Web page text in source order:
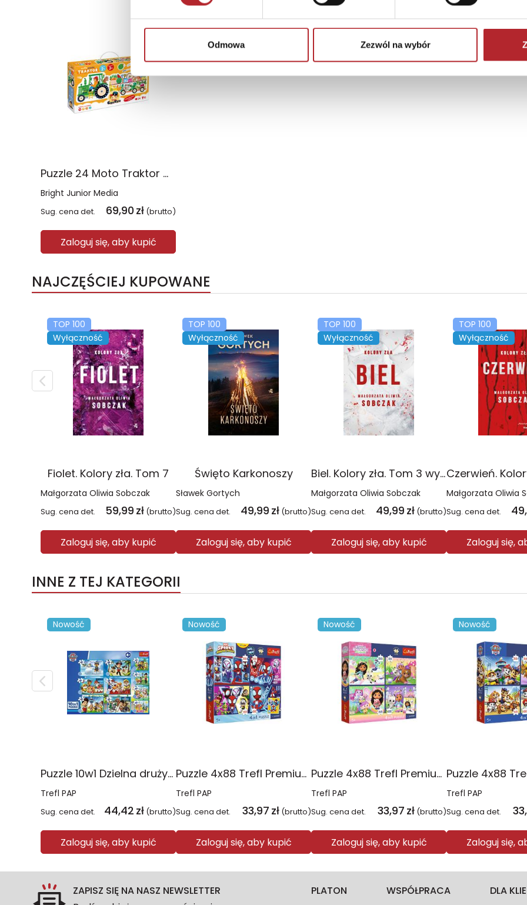
Odmowa Zezwól na wybór
Puzzle 24 Moto Traktor CzuCzu
Bright Junior Media
Sug. cena det. 69,90 zł (brutto)
Zaloguj się, aby kupić
NAJCZĘŚCIEJ KUPOWANE
TOP 100
Wyłączność
Fiolet. Kolory zła. Tom 7
Małgorzata Oliwia Sobczak
Sug. cena det. 59,99 zł (brutto)
Zaloguj się, aby kupić
TOP 100
Wyłączność
Święto Karkonoszy
Sławek Gortych
Sug. cena det. 49,99 zł (brutto)
Zaloguj się, aby kupić
TOP 100
Wyłączność
Biel. Kolory zła. Tom 3 wyd. 2025
Małgorzata Oliwia Sobczak
Sug. cena det. 49,99 zł (brutto)
Zaloguj się, aby kupić
TOP 100
Wyłączność
Małgorzata Oliwia
Sug. cena det.
Zaloguj się,
INNE Z TEJ KATEGORII
Nowość
Puzzle 10w1 Dzielna drużyna Psiego Patrolu 96012
Trefl PAP
Sug. cena det. 44,42 zł (brutto)
Zaloguj się, aby kupić
Nowość
Puzzle 4x88 Trefl Premium Plus Kids Pajęczy dzień Spidey 34696
Trefl PAP
Sug. cena det. 33,97 zł (brutto)
Zaloguj się, aby kupić
Nowość
Puzzle 4x88 Trefl Premium Plus Kids Kocie harce Koci Domek Gabi 34694
Trefl PAP
Sug. cena det. 33,97 zł (brutto)
Zaloguj się, aby kupić
Nowość
Trefl PAP
Sug. cena det.
Zaloguj się,
ZAPISZ SIĘ NA NASZ NEWSLETTER
PLATON WSPÓŁPRACA DLA